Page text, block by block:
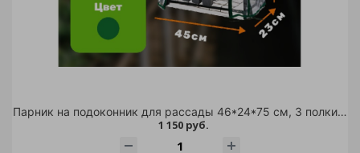
Парник на подоконник для рассады 46*24*75 см, 3 полки с чехлом, зеленый /6
1 150 руб.